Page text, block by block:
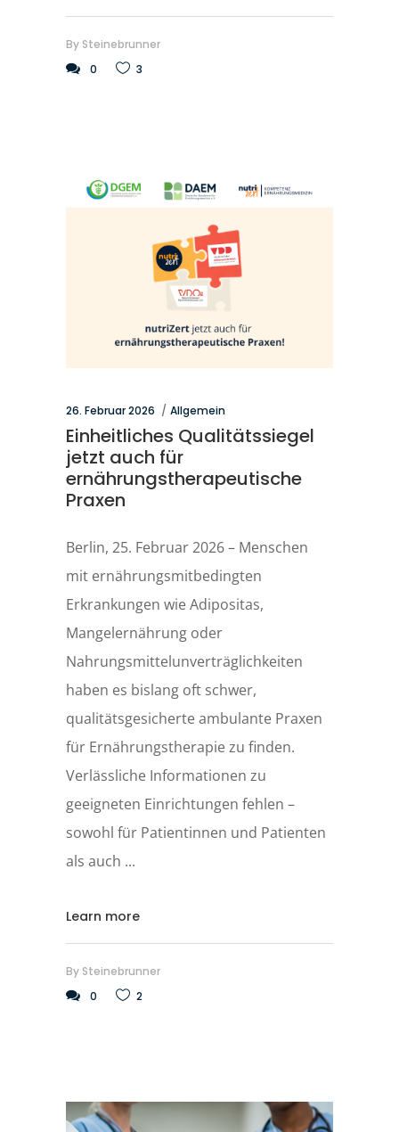
By Steinebrunner
0
3
26. Februar 2026 Allgemein
Einheitliches Qualitätssiegel
jetzt auch für
ernährungstherapeutische
Praxen
Berlin, 25. Februar 2026 – Menschen
mit ernährungsmitbedingten
Erkrankungen wie Adipositas,
Mangelernährung oder
Nahrungsmittelunverträglichkeiten
haben es bislang oft schwer,
qualitätsgesicherte ambulante Praxen
für Ernährungstherapie zu finden.
Verlässliche Informationen zu
geeigneten Einrichtungen fehlen –
sowohl für Patientinnen und Patienten
als auch
Learn more
By Steinebrunner
0
2